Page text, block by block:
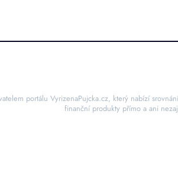
portálu VyrizenaPujcka.cz, který nabízí
finanční produkty přímo a ani